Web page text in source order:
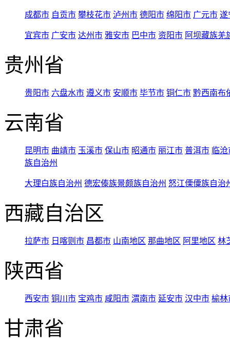
成都市 自贡市 攀枝花市 泸州市 德阳市 绵阳市 广元市 遂
宜宾市 广安市 达州市 雅安市 巴中市 资阳市 阿坝藏族羌
贵州省
贵阳市 六盘水市 遵义市 安顺市 毕节市 铜仁市 黔西南布
云南省
昆明市 曲靖市 玉溪市 保山市 昭通市 丽江市 普洱市 临
族自治州
大理白族自治州 德宏傣族景颇族自治州 怒江傈僳族自治
西藏自治区
拉萨市 日喀则市 昌都市 山南地区 那曲地区 阿里地区 林
陕西省
西安市 铜川市 宝鸡市 咸阳市 渭南市 延安市 汉中市 榆林
甘肃省